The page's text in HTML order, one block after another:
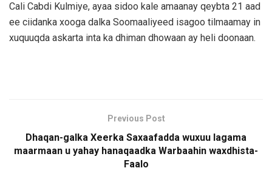
Cali Cabdi Kulmiye, ayaa sidoo kale amaanay qeybta 21 aad
ee ciidanka xooga dalka Soomaaliyeed isagoo tilmaamay in
xuquuqda askarta inta ka dhiman dhowaan ay heli doonaan.
Previous Post
Dhaqan-galka Xeerka Saxaafadda wuxuu lagama
maarmaan u yahay hanaqaadka Warbaahin waxdhista-
Faalo